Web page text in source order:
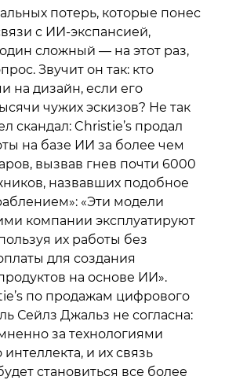
потерь, которые понес
с ИИ-экспансией,
сложный — на этот раз,
Звучит он так: кто
на дизайн, если его
чужих эскизов? Не так
скандал: Christie’s продал
на базе ИИ за более чем
вызвав гнев почти 6000
назвавших подобное
«Эти модели
компании эксплуатируют
их работы без
для создания
на основе ИИ».
по продажам цифрового
Сейлз Джальз не согласна:
за технологиями
интеллекта, и их связь
становиться все более